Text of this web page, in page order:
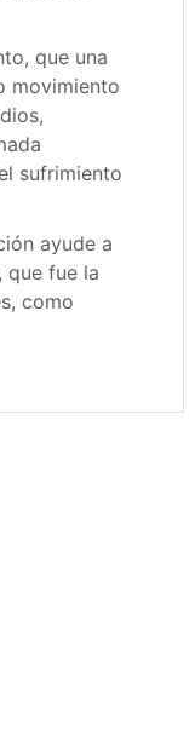
que una
movimiento
sufrimiento
ayude a
que fue la
como